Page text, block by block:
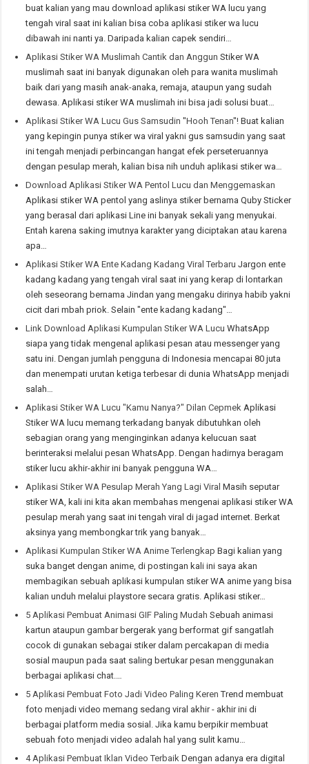
buat kalian yang mau download aplikasi stiker WA lucu yang
tengah viral saat ini kalian bisa coba aplikasi stiker wa lucu
dibawah ini nanti ya. Daripada kalian capek sendiri…
Aplikasi Stiker WA Muslimah Cantik dan Anggun Stiker WA
muslimah saat ini banyak digunakan oleh para wanita muslimah
baik dari yang masih anak-anaka, remaja, ataupun yang sudah
dewasa. Aplikasi stiker WA muslimah ini bisa jadi solusi buat…
Aplikasi Stiker WA Lucu Gus Samsudin ''Hooh Tenan''! Buat kalian
yang kepingin punya stiker wa viral yakni gus samsudin yang saat
ini tengah menjadi perbincangan hangat efek perseteruannya
dengan pesulap merah, kalian bisa nih unduh aplikasi stiker wa…
Download Aplikasi Stiker WA Pentol Lucu dan Menggemaskan
Aplikasi stiker WA pentol yang aslinya stiker bernama Quby Sticker
yang berasal dari aplikasi Line ini banyak sekali yang menyukai.
Entah karena saking imutnya karakter yang diciptakan atau karena
apa…
Aplikasi Stiker WA Ente Kadang Kadang Viral Terbaru Jargon ente
kadang kadang yang tengah viral saat ini yang kerap di lontarkan
oleh seseorang bernama Jindan yang mengaku dirinya habib yakni
cicit dari mbah priok. Selain "ente kadang kadang"…
Link Download Aplikasi Kumpulan Stiker WA Lucu WhatsApp
siapa yang tidak mengenal aplikasi pesan atau messenger yang
satu ini. Dengan jumlah pengguna di Indonesia mencapai 80 juta
dan menempati urutan ketiga terbesar di dunia WhatsApp menjadi
salah…
Aplikasi Stiker WA Lucu "Kamu Nanya?" Dilan Cepmek Aplikasi
Stiker WA lucu memang terkadang banyak dibutuhkan oleh
sebagian orang yang menginginkan adanya kelucuan saat
berinteraksi melalui pesan WhatsApp. Dengan hadirnya beragam
stiker lucu akhir-akhir ini banyak pengguna WA…
Aplikasi Stiker WA Pesulap Merah Yang Lagi Viral Masih seputar
stiker WA, kali ini kita akan membahas mengenai aplikasi stiker WA
pesulap merah yang saat ini tengah viral di jagad internet. Berkat
aksinya yang membongkar trik yang banyak…
Aplikasi Kumpulan Stiker WA Anime Terlengkap Bagi kalian yang
suka banget dengan anime, di postingan kali ini saya akan
membagikan sebuah aplikasi kumpulan stiker WA anime yang bisa
kalian unduh melalui playstore secara gratis. Aplikasi stiker…
5 Aplikasi Pembuat Animasi GIF Paling Mudah Sebuah animasi
kartun ataupun gambar bergerak yang berformat gif sangatlah
cocok di gunakan sebagai stiker dalam percakapan di media
sosial maupun pada saat saling bertukar pesan menggunakan
berbagai aplikasi chat.…
5 Aplikasi Pembuat Foto Jadi Video Paling Keren Trend membuat
foto menjadi video memang sedang viral akhir - akhir ini di
berbagai platform media sosial. Jika kamu berpikir membuat
sebuah foto menjadi video adalah hal yang sulit kamu…
4 Aplikasi Pembuat Iklan Video Terbaik Dengan adanya era digital